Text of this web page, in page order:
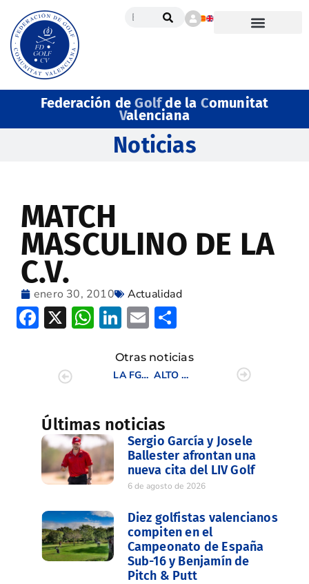
Federación deGolfde la Comunitat
Valenciana
Noticias
MATCH
MASCULINO DE LA
C.V.
enero 30, 2010 Actualidad
Facebook
X WhatsApp
LinkedIn
Email
Otras noticias
LA FGCV CELEBRA LA GALA DE CAMPEONES 2009
ALTO NIVEL DE JUEGO EN LA XVI COPA JUVENIL C.V. EN BONALBA
Últimas noticias
Sergio García y Josele
Ballester afrontan una
nueva cita del LIV Golf
6 de agosto de 2026
Diez golfistas valencianos
compiten en el
Campeonato de España
Sub-16 y Benjamín de
Pitch & Putt